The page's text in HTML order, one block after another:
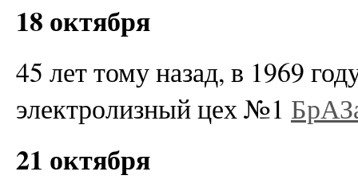
18 октября
45 лет тому назад, в 1969
электролизный цех №1
21 октября